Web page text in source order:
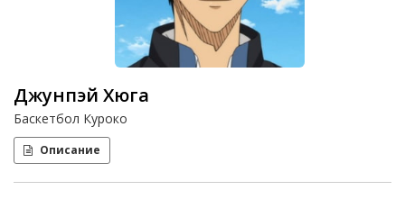
Джунпэй Хюга
Баскетбол Куроко
Описание